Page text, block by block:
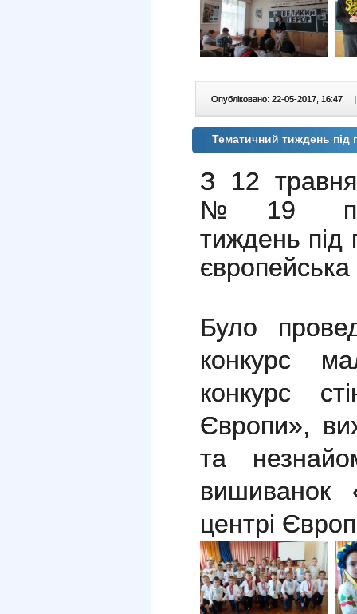
Опубліковано: 22-05-2017, 16:47 |
Тематичний тиждень під
З 12
№19
тиждень
європейська
Було
конкурс
конкурс
Європи»,
та
вишиванок
центрі